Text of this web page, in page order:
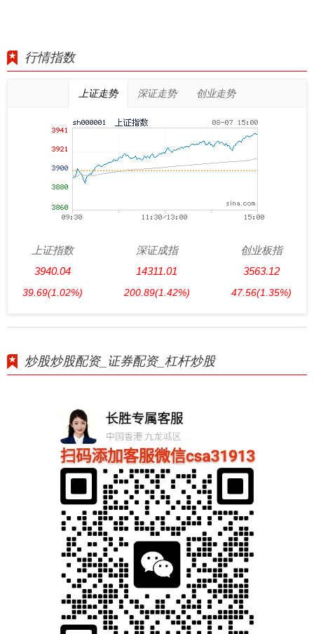
行情指数
上证走势 深证走势 创业走势
上证指数
3940.04
39.69(1.02%)
深证成指
14311.01
200.89(1.42%)
创业板指
3563.12
47.56(1.35%)
炒股炒股配资_证券配资_杠杆炒股